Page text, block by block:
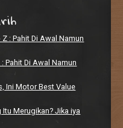
: Pahit Di Awal Namun
Pahit Di Awal Namun
Ini Motor Best Value
Merugikan? Jika iya